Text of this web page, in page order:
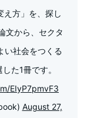
え方」を、探し
文から、セクタ
い社会をつくる
た1冊です。
EIyP7pmvF3
August 27,